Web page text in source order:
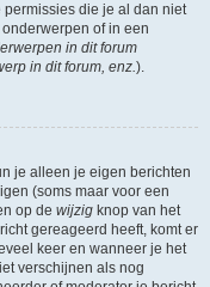
die je al dan niet
of in een
in dit forum
in dit forum, enz.).
je alleen je eigen berichten
(soms maar voor een
op de wijzig knop van het
gereageerd heeft, komt er
keer en wanneer je het
verschijnen als nog